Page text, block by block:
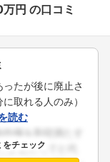
円 の口コミ
たが後に廃止さ
取れる人のみ）
読む
チェック